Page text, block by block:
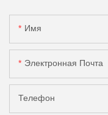
Имя
Электронная Почта
Телефон